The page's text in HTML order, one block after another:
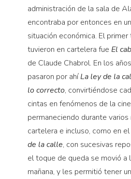
administración de la sala de
encontraba por entonces en
situación económica. El
tuvieron en cartelera fue El
de Claude Chabrol. En los
pasaron por ahíLa ley de la
lo correcto, convirtiéndose
cintas en fenómenos de la
permaneciendo durante
cartelera e incluso, como en
de la calle, con sucesivas
el toque de queda se movió a
mañana, y les permitió tener